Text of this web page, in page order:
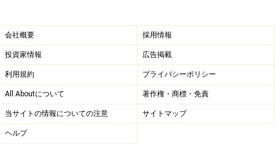
会社概要 採用情報
投資家情報 広告掲載
利用規約 プライバシーポリシー
All Aboutについて 著作権・商標・免責
当サイトの情報についての注意 サイトマップ
ヘルプ